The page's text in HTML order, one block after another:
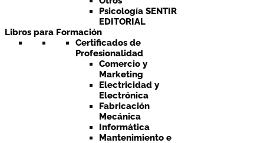
Psicología SENTIR
EDITORIAL
Libros para Formación
Certificados de
Profesionalidad
Comercio y
Marketing
Electricidad y
Electrónica
Fabricación
Mecánica
Informática
Mantenimiento e